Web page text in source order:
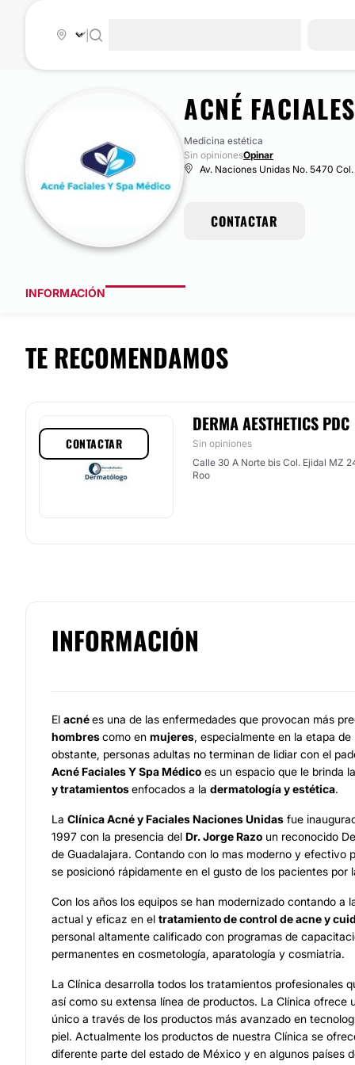
ACNÉ
Medicina estética
Sin opinionesOpinar
Av. Naciones Unidas No. 5470
CONTACTAR
INFORMACIÓN
TE RECOMENDAMOS
DERMA AESTHETICS PDC
Sin opiniones
Calle 30 A Norte bis Col. Ejidal MZ
Roo
CONTACTAR
INFORMACIÓN
El acnées una de las enfermedades que provocan más
hombrescomo en mujeres, especialmente en la etapa de
obstante, personas adultas no terminan de lidiar con el
Acné Faciales Y Spa Médico es un espacio que le brinda
y tratamientosenfocados a la dermatología y estética.
La Clínica Acné y Faciales Naciones Unidas fue
1997 con la presencia del Dr. Jorge Razo un reconocido
de Guadalajara. Contando con lo mas moderno y efectivo
se posicionó rápidamente en el gusto de los pacientes por
Con los años los equipos se han modernizado contando a
actual y eficaz en el tratamiento de control de acne y
personal altamente calificado con programas de
permanentes en cosmetología, aparatología y cosmiatria.
La Clínica desarrolla todos los tratamientos profesionales
así como su extensa línea de productos. La Clínica ofrece
único a través de los productos más avanzado en
piel. Actualmente los productos de nuestra Clínica se
diferente parte del estado de México y en algunos países